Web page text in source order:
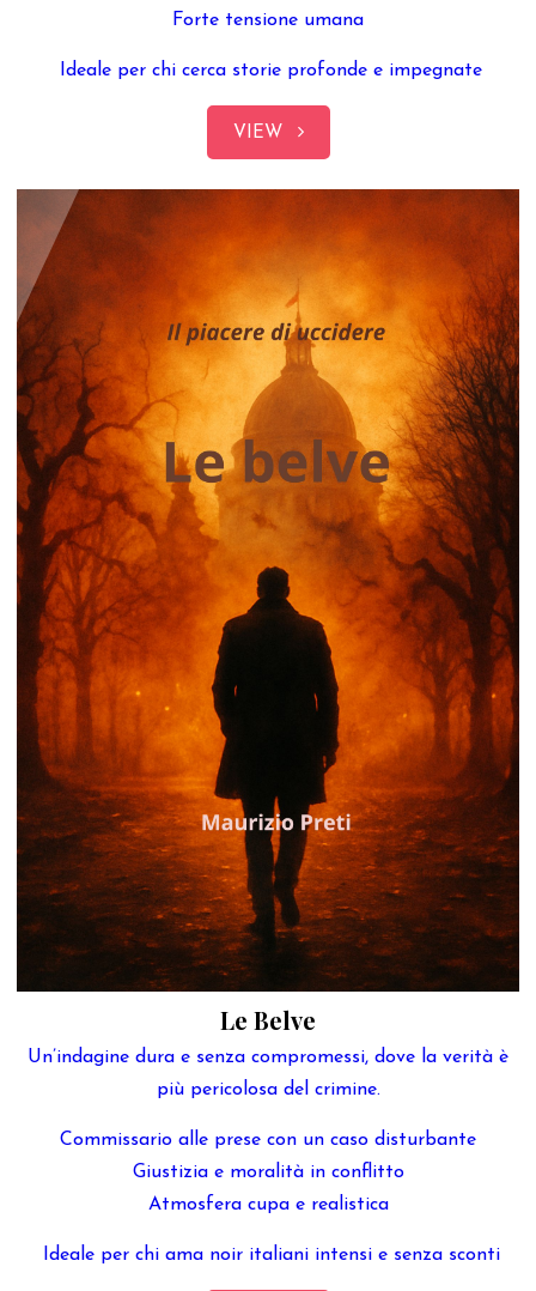
Forte tensione umana
Ideale per chi cerca storie profonde e impegnate
VIEW
Le Belve
Un’indagine dura e senza compromessi, dove la verità è
più pericolosa del crimine.
Commissario alle prese con un caso disturbante
Giustizia e moralità in conflitto
Atmosfera cupa e realistica
Ideale per chi ama noir italiani intensi e senza sconti